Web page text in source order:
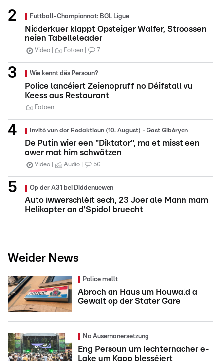
Futtball-Championnat: BGL Ligue
Nidderkuer klappt Opsteiger Walfer, Stroossen
neien Tabelleleader
Video Fotoen 7
Wie kennt dës Persoun?
Police lancéiert Zeienopruff no Déifstall vu
Keess aus Restaurant
Fotoen
Invité vun der Redaktioun (10. August) - Gast Gibéryen
De Putin wier een "Diktator", ma et misst een
awer mat him schwätzen
Video Audio 56
Op der A31 bei Diddenuewen
Auto iwwerschléit sech, 23 Joer ale Mann mam
Helikopter an d'Spidol bruecht
Weider News
Police mellt
Abroch an Haus um Houwald a
Gewalt op der Stater Gare
No Ausernanersetzung
Eng Persoun um Iechternacher e-
Lake um Kapp blesséiert